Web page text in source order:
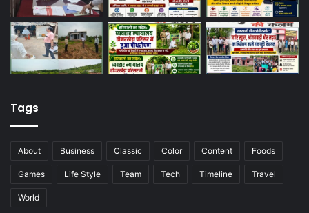
Tags
About Business Classic Color Content Foods
Games Life Style Team Tech Timeline Travel
World